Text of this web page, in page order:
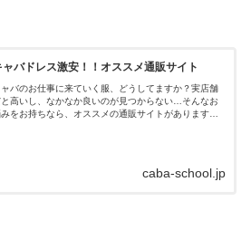
ャバドレス激安！！オススメ通販サイト
ャバのお仕事に来ていく服、どうしてますか？実店舗
高いし、なかなか良いのが見つからない…そんなお
をお持ちなら、オススメの通販サイトがあります！
caba-school.jp